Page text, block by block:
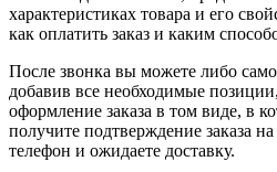
характеристиках товара и его
как оплатить заказ и каким
После звонка вы можете либо
добавив все необходимые
оформление заказа в том виде, в
получите подтверждение заказа
телефон и ожидаете доставку.